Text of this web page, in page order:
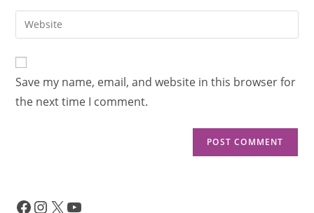
Save my name, email, and website in this browser for
the next time I comment.